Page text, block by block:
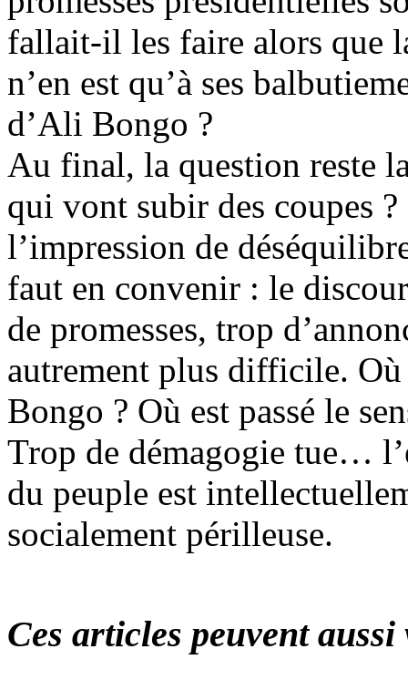
fallait-il les faire alors que
n’en est qu’à ses
d’Ali Bongo ?
Au final, la question reste
qui vont subir des coupes
l’impression de
faut en convenir : le
de promesses, trop
autrement plus difficile. Où
Bongo ? Où est passé le
Trop de démagogie tue…
du peuple est
socialement périlleuse.
Ces articles peuvent